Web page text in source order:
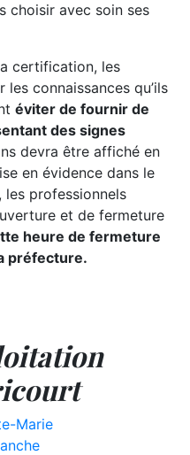
choisir avec soin ses
certification, les
connaissances qu’ils
éviter de fournir de
des signes
devra être affiché en
en évidence dans le
les professionnels
et de fermeture
heure de fermeture
préfecture.
Marie